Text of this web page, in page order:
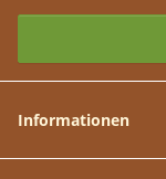
Informationen